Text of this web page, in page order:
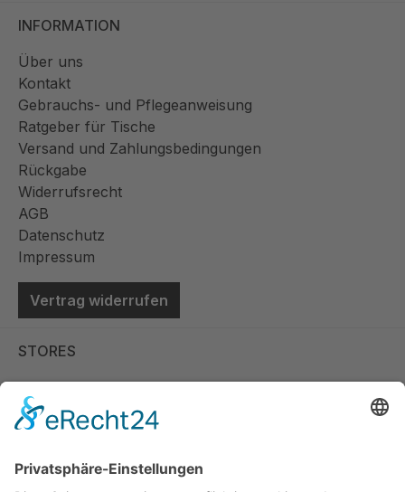
INFORMATION
Über uns
Kontakt
Gebrauchs- und Pflegeanweisung
Ratgeber für Tische
Versand und Zahlungsbedingungen
Rückgabe
Widerrufsrecht
AGB
Datenschutz
Impressum
Vertrag widerrufen
STORES
Store Viernheim
Store Berlin
Handelspartner Köln
SICHERE BEZAHLUNG